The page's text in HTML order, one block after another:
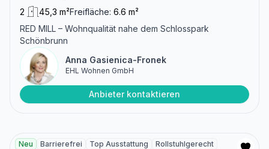
2 45,3 m²Freifläche: 6.6 m²
RED MILL – Wohnqualität nahe dem Schlosspark
Schönbrunn
Anna Gasienica-Fronek
EHL Wohnen GmbH
Anbieter kontaktieren
Neu Barrierefrei Top Ausstattung
Rollstuhlgerecht